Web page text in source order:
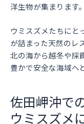
洋生物が集まります。
ウミスズメたちにと
が詰まった天然のレ
北の海から越冬や採
豊かで安全な海域へ
佐田岬沖で
ウミスズメ